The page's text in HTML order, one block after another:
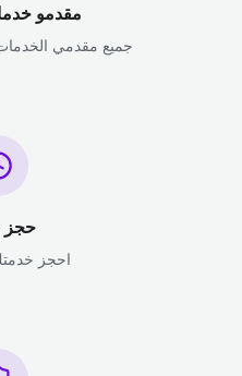
مقدمو
جميع مقدمي
حجز
احجز